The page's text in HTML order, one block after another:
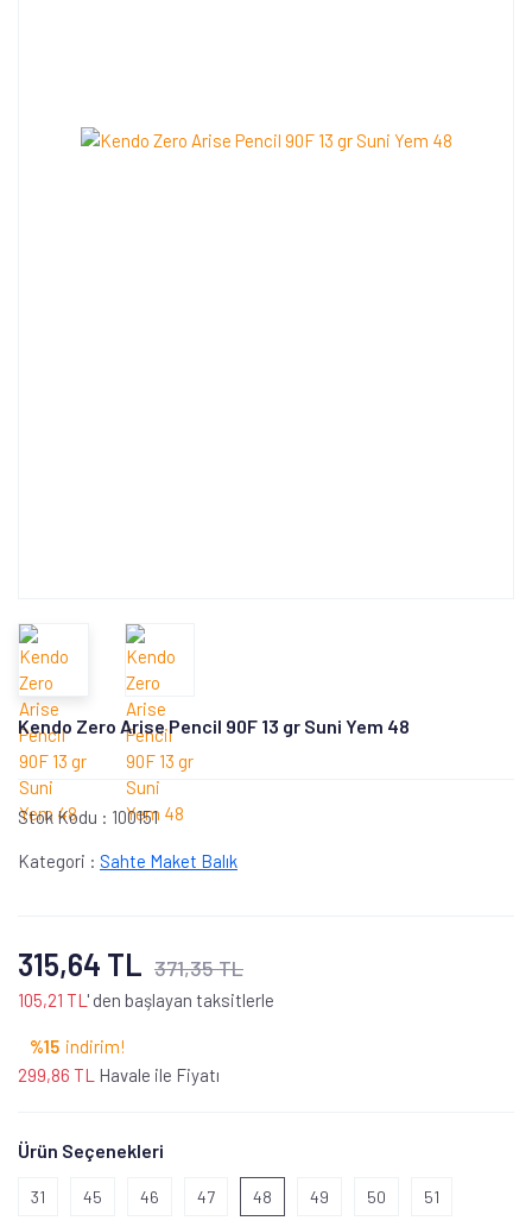
Kendo Zero Arise Pencil 90F 13 gr Suni Yem 48
Stok Kodu : 100151
Kategori : Sahte Maket Balık
315,64 TL 371,35 TL
105,21 TL ' den başlayan taksitlerle
%15 indirim!
299,86 TL
Havale ile Fiyatı
Ürün Seçenekleri
31 45 46 47 48 49 50 51